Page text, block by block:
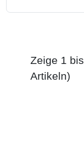
Zeige 1 bis
Artikeln)